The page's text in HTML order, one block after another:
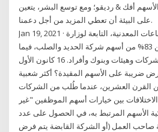
أفك & رديقو؛ ومع توسع البشر، يتعين
على البيئة أن تعطي المزيد من أجل دعمنا.
Jan 19, 2021 · وتمتلك الشركة القابضة للصناعات المعدنية، التابعة لوزارة
قطاع الأعمال العام، أكثر من 83% من أسهم شركة الحديد والصلب، فيما
تتوزع النسبة الباقية على شركات وهيئات وبنوك وأفراد. 16 كانون الأول
كيف يتم فرض ضريبة على الأسهم المقيدة؟ أكثر شعبية
القرن العشرين، عندما طُلب من الشركات
بين خيارات أسهم الموظفين "غير
الأسهم المرتبط به، في الحصول على عدد
العمل (أو الشركة القابضة يتم فرض